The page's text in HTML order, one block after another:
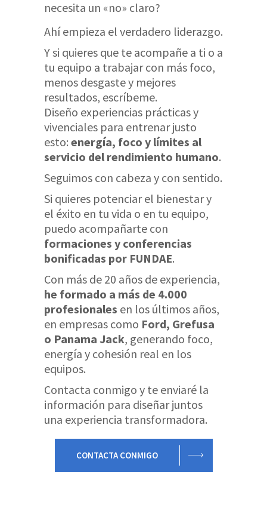
necesita un «no» claro?
Ahí empieza el verdadero liderazgo.
Y si quieres que te acompañe a ti o a
tu equipo a trabajar con más foco,
menos desgaste y mejores
resultados, escríbeme.
Diseño experiencias prácticas y
vivenciales para entrenar justo
esto: energía, foco y límites al
servicio del rendimiento humano.
Seguimos con cabeza y con sentido.
Si quieres potenciar el bienestar y
el éxito en tu vida o en tu equipo,
puedo acompañarte con
formaciones y conferencias
bonificadas por FUNDAE.
Con más de 20 años de experiencia,
he formado a más de 4.000
profesionales en los últimos años,
en empresas como Ford, Grefusa
o Panama Jack, generando foco,
energía y cohesión real en los
equipos.
Contacta conmigo y te enviaré la
información para diseñar juntos
una experiencia transformadora.
CONTACTA CONMIGO